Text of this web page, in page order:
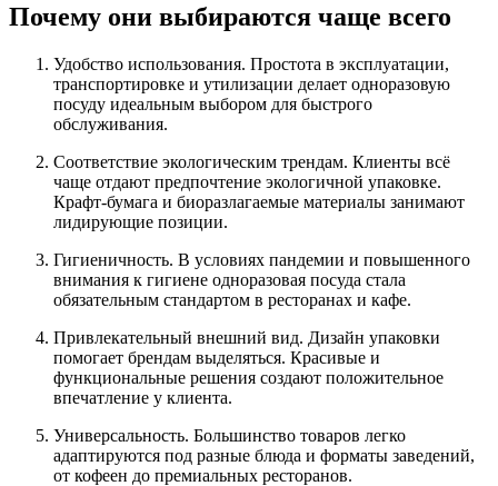
Почему они выбираются чаще всего
Удобство использования. Простота в эксплуатации,
транспортировке и утилизации делает одноразовую
посуду идеальным выбором для быстрого
обслуживания.
Соответствие экологическим трендам. Клиенты всё
чаще отдают предпочтение экологичной упаковке.
Крафт-бумага и биоразлагаемые материалы занимают
лидирующие позиции.
Гигиеничность. В условиях пандемии и повышенного
внимания к гигиене одноразовая посуда стала
обязательным стандартом в ресторанах и кафе.
Привлекательный внешний вид. Дизайн упаковки
помогает брендам выделяться. Красивые и
функциональные решения создают положительное
впечатление у клиента.
Универсальность. Большинство товаров легко
адаптируются под разные блюда и форматы заведений,
от кофеен до премиальных ресторанов.